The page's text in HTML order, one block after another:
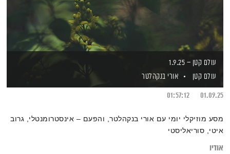
עולם קטן – 1.9.25
עולם קטן
אורי בנקהלטר
01.09.25
01:57:12
מסע מוזיקלי יומי עם אורי בנקהלטר, והפעם – אינסטרומנטלי, גרוב
איטי, סוריאליסטי
אודיו